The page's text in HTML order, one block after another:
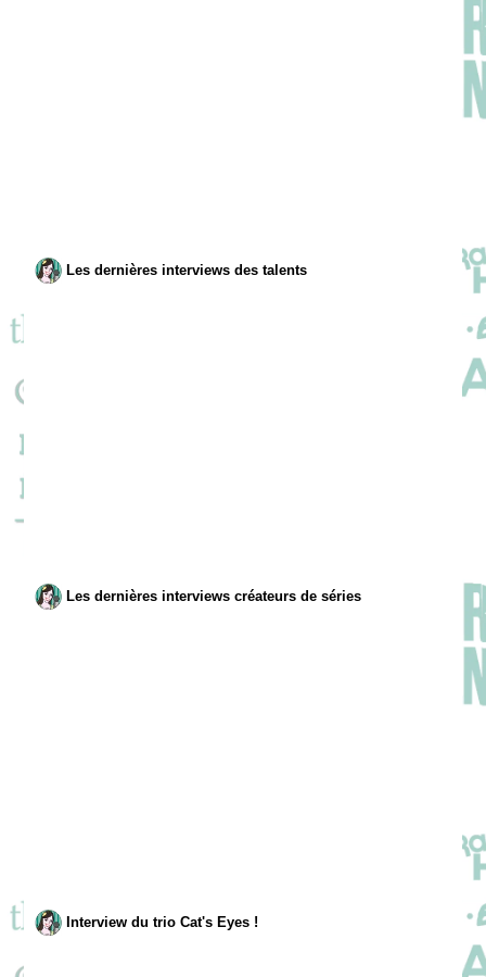
Les dernières interviews des talents
Les dernières interviews créateurs de séries
Interview du trio Cat's Eyes !